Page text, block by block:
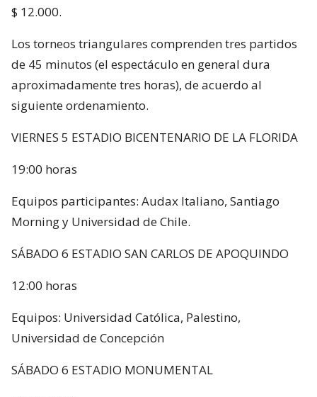
$ 12.000.
Los torneos triangulares comprenden tres partidos
de 45 minutos (el espectáculo en general dura
aproximadamente tres horas), de acuerdo al
siguiente ordenamiento.
VIERNES 5 ESTADIO BICENTENARIO DE LA FLORIDA
19:00 horas
Equipos participantes: Audax Italiano, Santiago
Morning y Universidad de Chile.
SÁBADO 6 ESTADIO SAN CARLOS DE APOQUINDO
12:00 horas
Equipos: Universidad Católica, Palestino,
Universidad de Concepción
SÁBADO 6 ESTADIO MONUMENTAL